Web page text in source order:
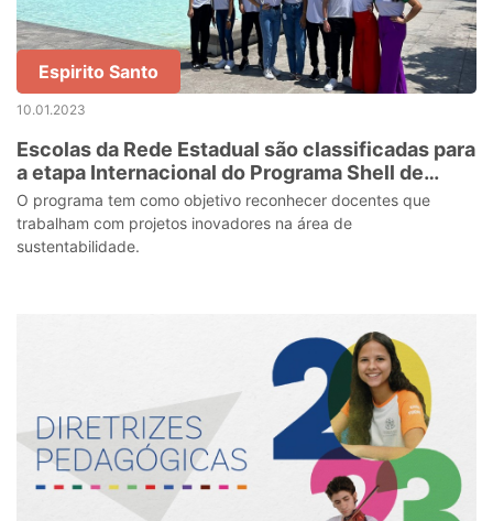
Espirito Santo
10.01.2023
Escolas da Rede Estadual são classificadas para
a etapa Internacional do Programa Shell de
Educação Científica
O programa tem como objetivo reconhecer docentes que
trabalham com projetos inovadores na área de
sustentabilidade.